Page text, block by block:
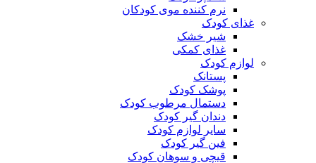
نرم کننده موی کودکان
غذای کودک
شیر خشک
غذای کمکی
لوازم کودک
پستانک
پوشک کودک
دستمال مرطوب کودک
دندان گیر کودک
سایر لوازم کودک
فین گیر کودک
قیچی و سوهان کودک